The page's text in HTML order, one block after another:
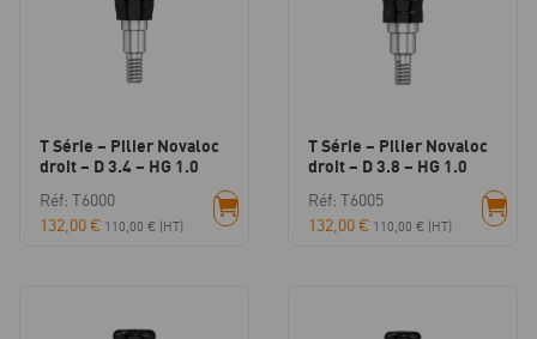
T Série – Pilier Novaloc
droit – D 3.4 – HG 1.0
Réf: T6000
132,00€ 110,00 € (HT)
T Série – Pilier Novaloc
droit – D 3.8 – HG 1.0
Réf: T6005
132,00€ 110,00 € (HT)